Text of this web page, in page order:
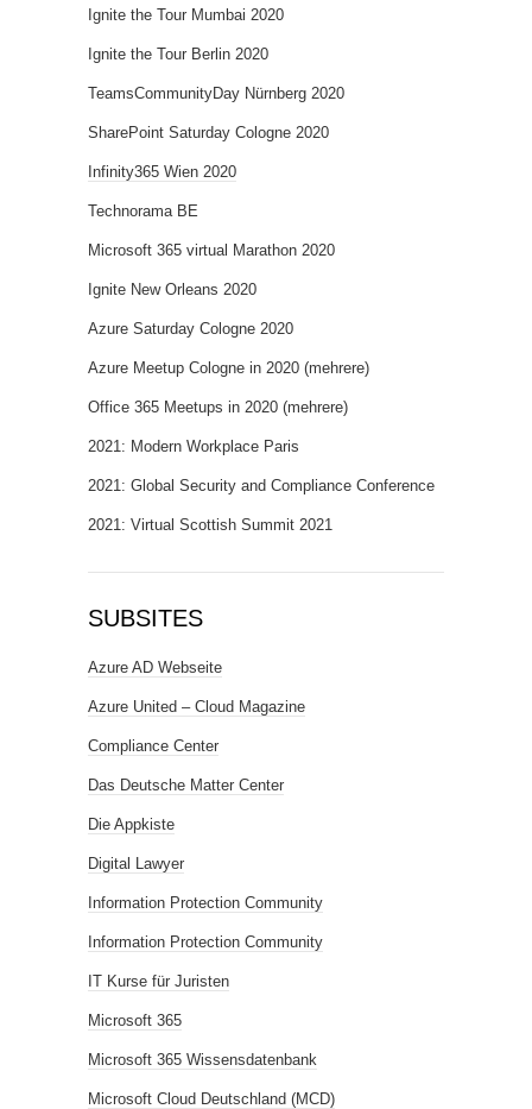
Ignite the Tour Mumbai 2020
Ignite the Tour Berlin 2020
TeamsCommunityDay Nürnberg 2020
SharePoint Saturday Cologne 2020
Infinity365 Wien 2020
Technorama BE
Microsoft 365 virtual Marathon 2020
Ignite New Orleans 2020
Azure Saturday Cologne 2020
Azure Meetup Cologne in 2020 (mehrere)
Office 365 Meetups in 2020 (mehrere)
2021: Modern Workplace Paris
2021: Global Security and Compliance Conference
2021: Virtual Scottish Summit 2021
SUBSITES
Azure AD Webseite
Azure United – Cloud Magazine
Compliance Center
Das Deutsche Matter Center
Die Appkiste
Digital Lawyer
Information Protection Community
Information Protection Community
IT Kurse für Juristen
Microsoft 365
Microsoft 365 Wissensdatenbank
Microsoft Cloud Deutschland (MCD)